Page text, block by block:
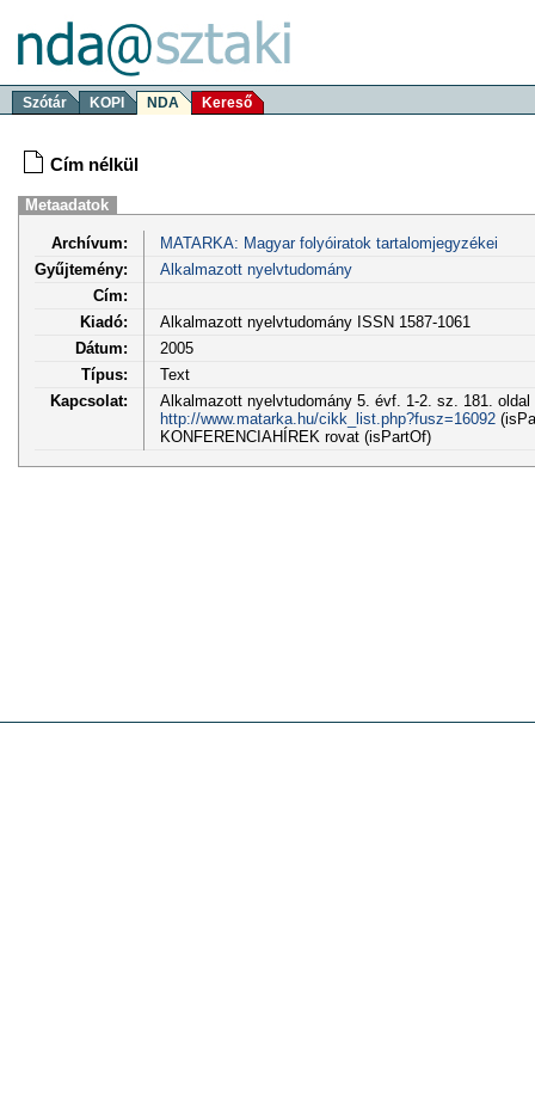
Szótár KOPI NDA Kereső
Cím nélkül
Metaadatok
Archívum:
MATARKA: Magyar folyóiratok tartalomjegyzékei
Gyűjtemény:
Alkalmazott nyelvtudomány
Cím:
Kiadó:
Alkalmazott nyelvtudomány ISSN 1587-1061
Dátum:
2005
Típus:
Text
Kapcsolat:
Alkalmazott nyelvtudomány 5. évf. 1-2. sz. 181. oldal
http://www.matarka.hu/cikk_list.php?fusz=16092
KONFERENCIAHÍREK rovat (isPartOf)